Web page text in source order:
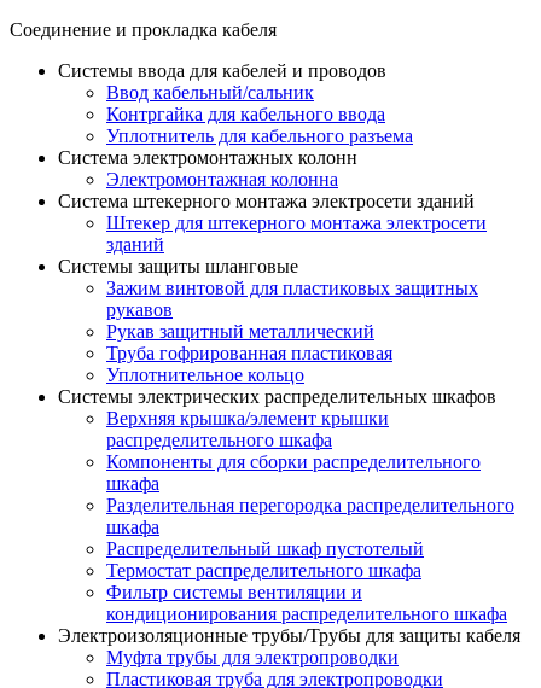
Соединение и прокладка кабеля
Системы ввода для кабелей и проводов
Ввод кабельный/сальник
Контргайка для кабельного ввода
Уплотнитель для кабельного разъема
Система электромонтажных колонн
Электромонтажная колонна
Система штекерного монтажа электросети зданий
Штекер для штекерного монтажа электросети
зданий
Системы защиты шланговые
Зажим винтовой для пластиковых защитных
рукавов
Рукав защитный металлический
Труба гофрированная пластиковая
Уплотнительное кольцо
Системы электрических распределительных шкафов
Верхняя крышка/элемент крышки
распределительного шкафа
Компоненты для сборки распределительного
шкафа
Разделительная перегородка распределительного
шкафа
Распределительный шкаф пустотелый
Термостат распределительного шкафа
Фильтр системы вентиляции и
кондиционирования распределительного шкафа
Электроизоляционные трубы/Трубы для защиты кабеля
Муфта трубы для электропроводки
Пластиковая труба для электропроводки